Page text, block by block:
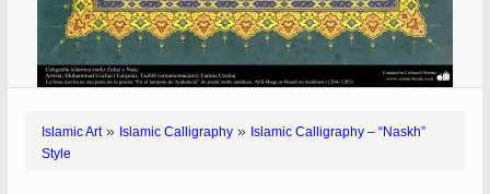
Islamic Art» Islamic Calligraphy » Islamic Calligraphy – “Naskh”
Style